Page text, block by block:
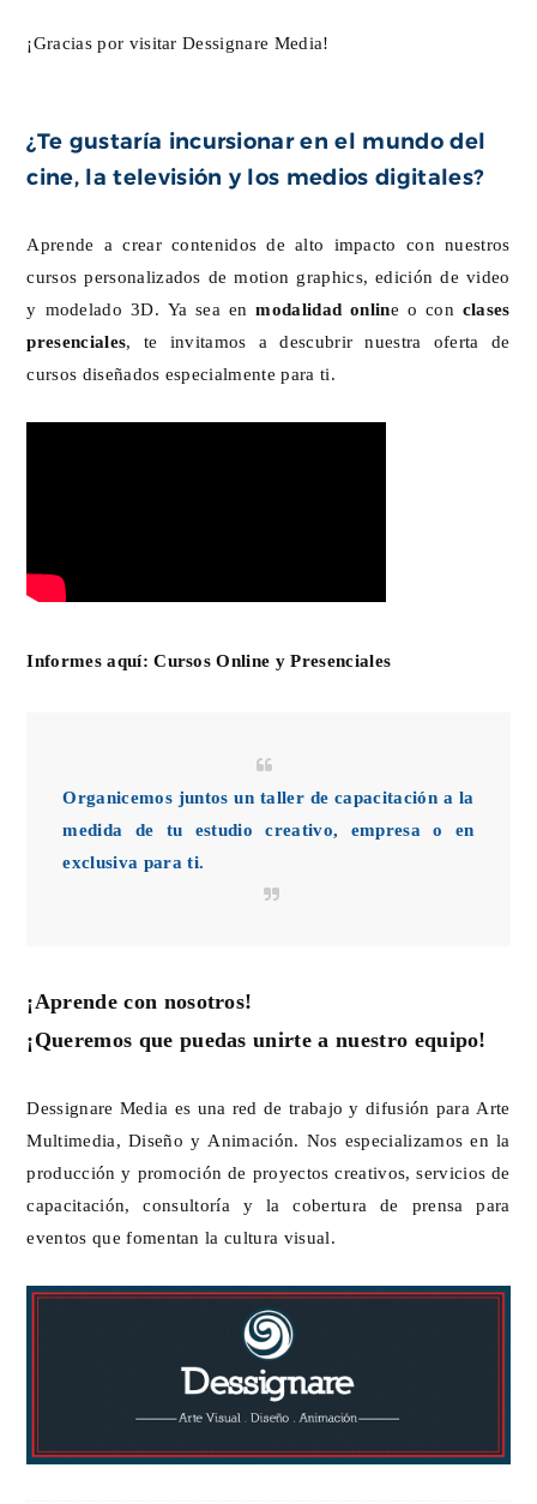
¡Gracias por visitar Dessignare Media!
¿Te gustaría incursionar en el mundo del
cine, la televisión y los medios digitales?
Aprende a crear contenidos de alto impacto con nuestros
cursos personalizados de motion graphics, edición de video
y modelado 3D. Ya sea en modalidad online o con clases
presenciales, te invitamos a descubrir nuestra oferta de
cursos diseñados especialmente para ti.
Informes aquí:Cursos Online y Presenciales
Organicemos juntos un taller de capacitación a la
medida de tu estudio creativo, empresa o en
exclusiva para ti.
¡Aprende con nosotros!
¡Queremos que puedas unirte a nuestro equipo!
Dessignare Media es una red de trabajo y difusión para Arte
Multimedia, Diseño y Animación. Nos especializamos en la
producción y promoción de proyectos creativos, servicios de
capacitación, consultoría y la cobertura de prensa para
eventos que fomentan la cultura visual.